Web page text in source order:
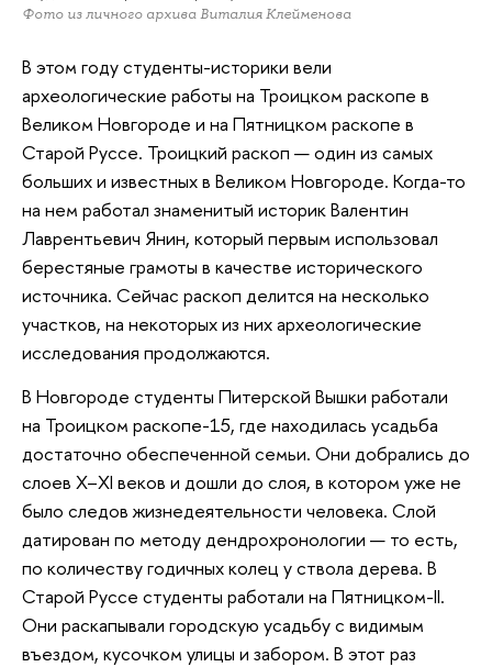
Фото из личного архива Виталия Клейменова
В этом году студенты-историки вели
археологические работы на Троицком раскопе в
Великом Новгороде и на Пятницком раскопе в
Старой Руссе. Троицкий раскоп — один из самых
больших и известных в Великом Новгороде. Когда-то
на нем работал знаменитый историк Валентин
Лаврентьевич Янин, который первым использовал
берестяные грамоты в качестве исторического
источника. Сейчас раскоп делится на несколько
участков, на некоторых из них археологические
исследования продолжаются.
В Новгороде студенты Питерской Вышки работали
на Троицком раскопе-15, где находилась усадьба
достаточно обеспеченной семьи. Они добрались до
слоев X–XI веков и дошли до слоя, в котором уже не
было следов жизнедеятельности человека. Слой
датирован по методу дендрохронологии — то есть,
по количеству годичных колец у ствола дерева. В
Старой Руссе студенты работали на Пятницком-II.
Они раскапывали городскую усадьбу с видимым
въездом, кусочком улицы и забором. В этот раз